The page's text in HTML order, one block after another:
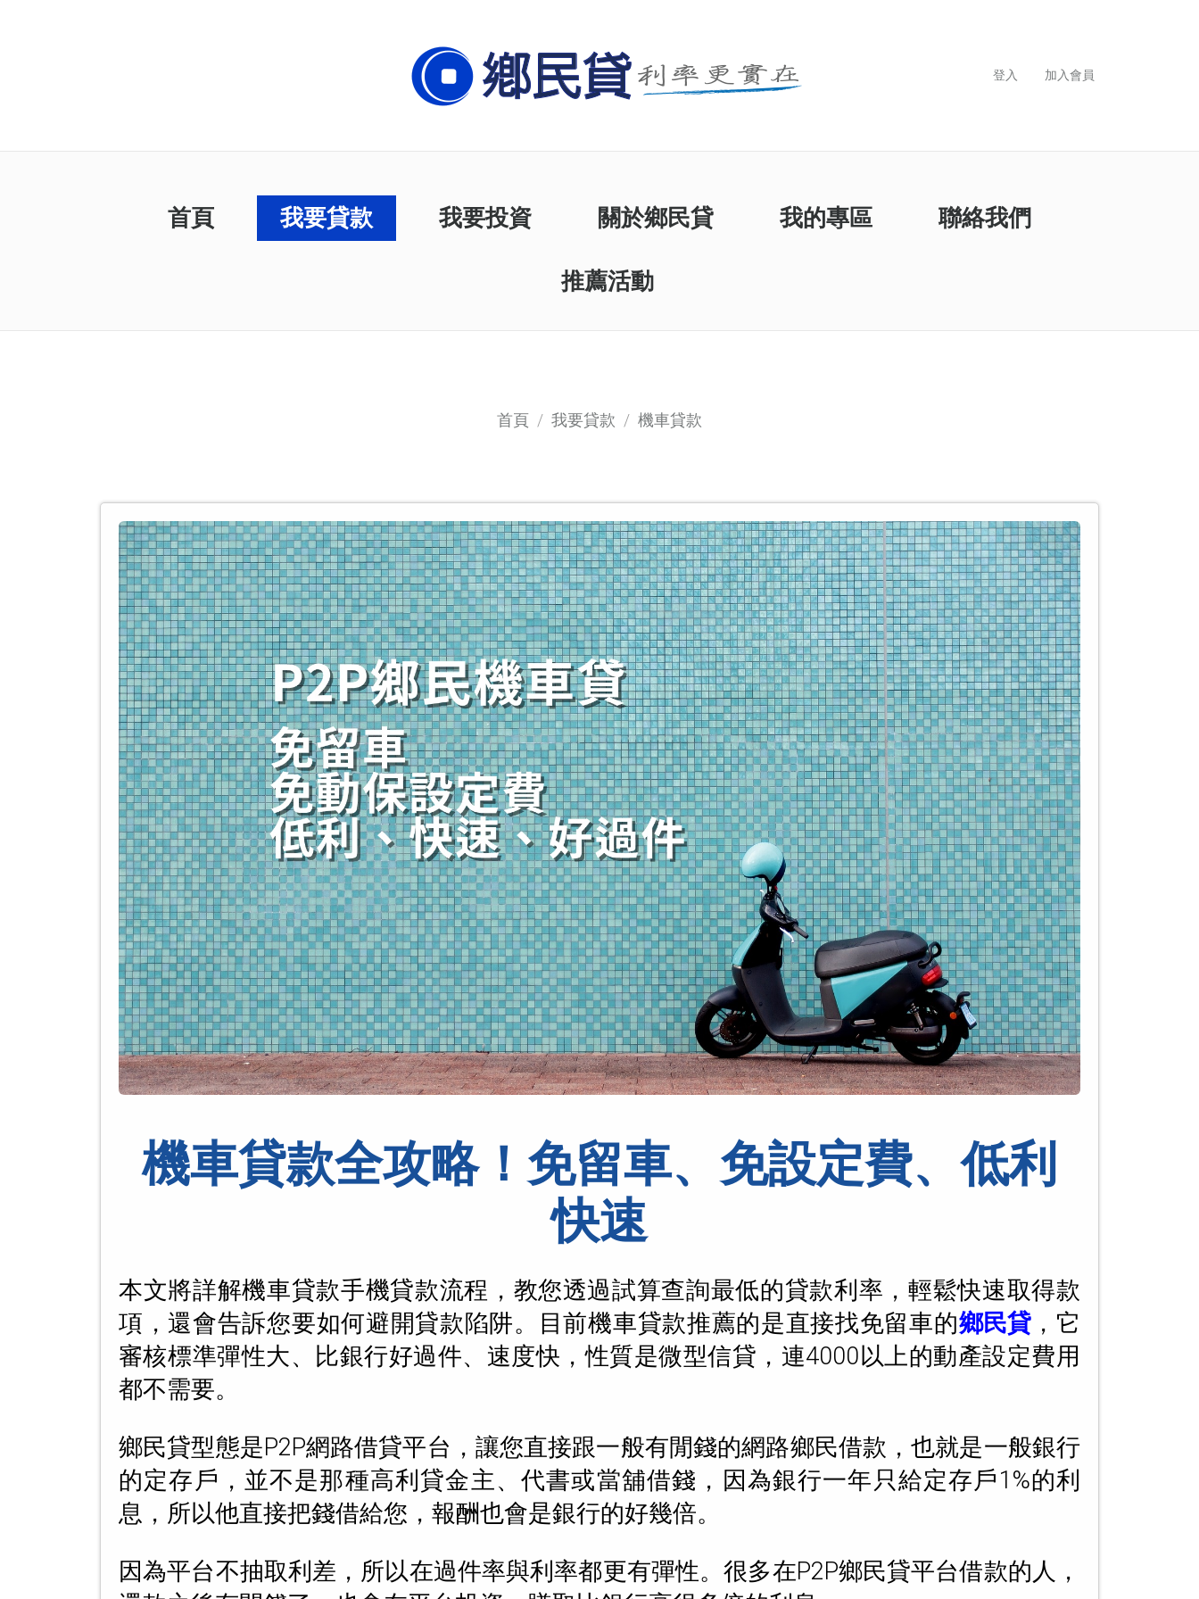
登入 加入會員
首頁 我要貸款 我要投資 關於鄉民貸 我的專區 聯絡我們
推薦活動
首頁 我要貸款 機車貸款
機車貸款全攻略！免留車、免設定費、低利
快速
本文將詳解機車貸款手機貸款流程，教您透過試算查詢最低的貸款利率，輕鬆快速取得款
項，還會告訴您要如何避開貸款陷阱。目前機車貸款推薦的是直接找免留車的鄉民貸，它
審核標準彈性大、比銀行好過件、速度快，性質是微型信貸，連4000以上的動產設定費用
都不需要。
鄉民貸型態是P2P網路借貸平台，讓您直接跟一般有閒錢的網路鄉民借款，也就是一般銀行
的定存戶，並不是那種高利貸金主、代書或當舖借錢，因為銀行一年只給定存戶1%的利
息，所以他直接把錢借給您，報酬也會是銀行的好幾倍。
因為平台不抽取利差，所以在過件率與利率都更有彈性。很多在P2P鄉民貸平台借款的人，